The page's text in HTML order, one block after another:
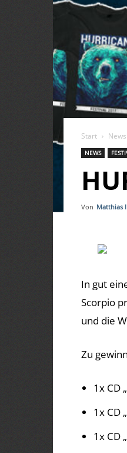
Start News
NEWS
Von Matthias
In gut
Scorpio
und die
Zu
1x CD „
1x CD „
1x CD „